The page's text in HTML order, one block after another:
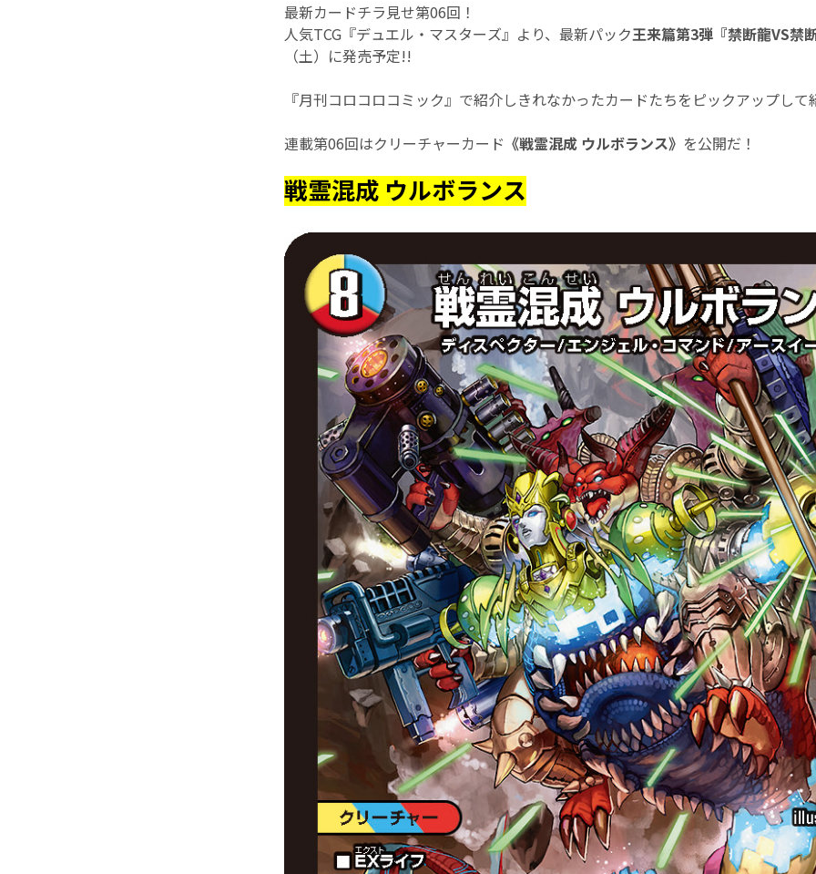
最新カードチラ見せ第06回！
人気TCG『デュエル・マスターズ』より、最新パック王来篇第3弾『禁断龍VS禁断
（土）に発売予定!!
『月刊コロコロコミック』で紹介しきれなかったカードたちをピックアップし
連載第06回はクリーチャーカード 《戦霊混成 ウルボランス》 を公開だ！
戦霊混成 ウルボランス